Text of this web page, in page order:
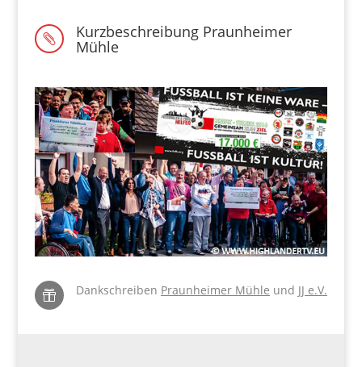
 Kurzbeschreibung Praunheimer
Mühle
 Dankschreiben Praunheimer Mühle und JJ e.V.